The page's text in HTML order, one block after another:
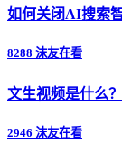
如何关闭AI搜索
8288 沫友在看
文生视频是什么
2946 沫友在看